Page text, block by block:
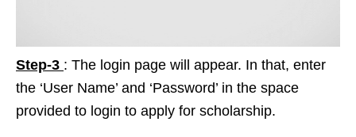
Step-3 : The login page will appear. In that, enter
the ‘User Name’ and ‘Password’ in the space
provided to login to apply for scholarship.